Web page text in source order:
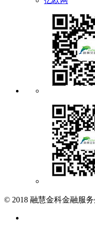
© 2018 融慧金科金融服